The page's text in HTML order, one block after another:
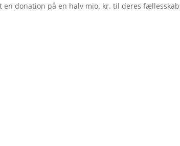
en donation på en halv mio. kr. til deres